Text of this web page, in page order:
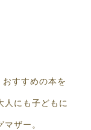
すすめの本を
人にも子どもに
ザー。